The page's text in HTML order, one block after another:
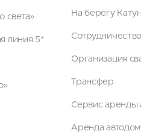
света»
линия 5*
На берегу
Сотрудничество
Организация
Трансфер
Сервис аренды
Аренда